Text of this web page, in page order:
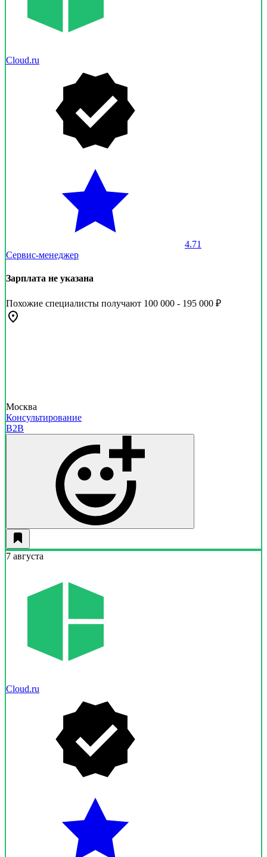
Cloud.ru
4.71
Сервис-менеджер
Зарплата не указана
Похожие специалисты получают 100 000 - 195 000 ₽
Москва
Консультирование
B2B
7 августа
Cloud.ru